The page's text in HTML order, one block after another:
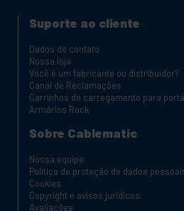
Suporte ao cliente
Dados de contato
Nossa loja
Você é um fabricante ou distribuidor?
Canal de Reclamações
Carrinhos de carregamento para
Armários Rack
Sobre Cablematic
Nossa equipe
Política de proteção de dados
Cookies
Copyright e avisos jurídicos
Avaliações